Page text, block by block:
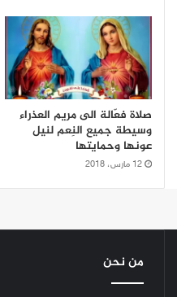
صلاة فعّالة الى مريم العذراء
وسيطة جميع النِعم لنيل
عونها وحمايتها
12 مارس، 2018
من نحن